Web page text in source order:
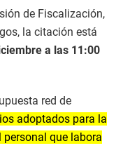
de Fiscalización,
la citación está
a las 11:00
red de
adoptados para la
que labora